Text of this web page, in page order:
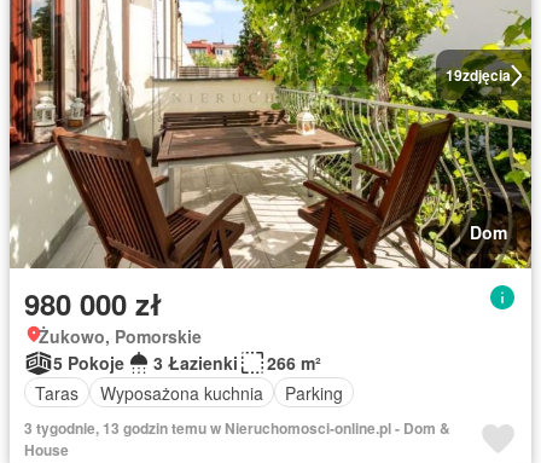
19zdjęcia
Dom
980 000 zł
Żukowo, Pomorskie
5 Pokoje
3 Łazienki
266 m²
Taras
Wyposażona kuchnia Parking
3 tygodnie, 13 godzin temu w Nieruchomosci-online.pl - Dom &
House